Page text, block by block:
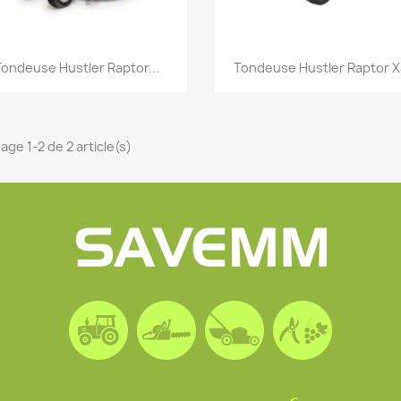
Aperçu rapide
Hustler Raptor... Aperçu rapide
Tondeuse Hustler Raptor
1-2 de 2 article(s)